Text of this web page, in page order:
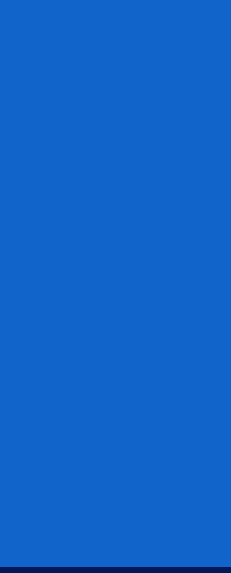
ာန
င်းဝန်ကြီးဌာန
ဌာန
ေးဝန်ကြီးဌာန
င့်ပြည်သူ့အင်အား